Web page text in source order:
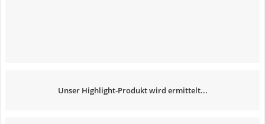
Unser Highlight-Produkt wird ermittelt...